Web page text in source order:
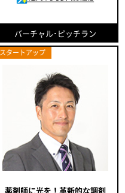
バーチャル･ピッチラン
スタートアップ
薬剤師に光を！革新的な調剤